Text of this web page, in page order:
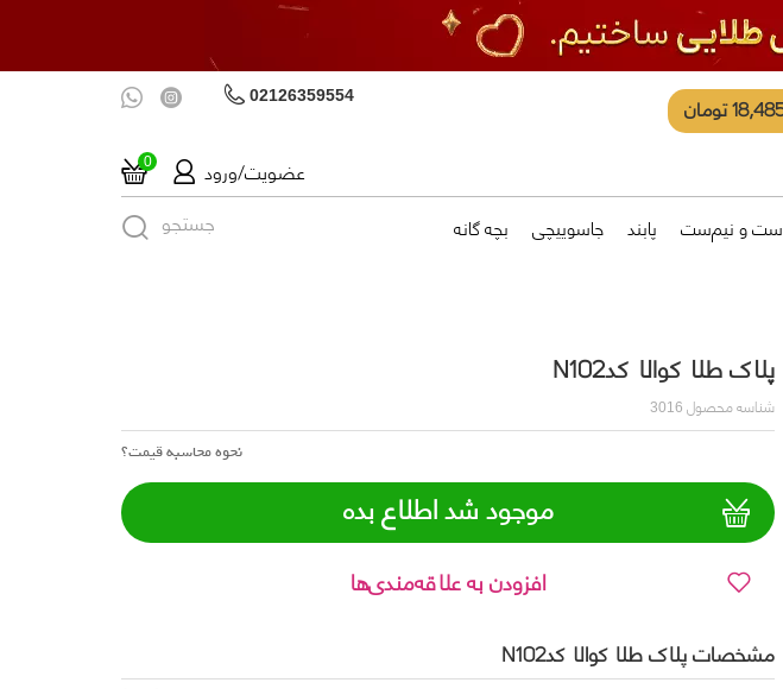
02126359554
0 عضویت/ورود
ست و نیم‌ست پابند جاسوییچی بچه گانه جستجو
پلاک طلا کوالا کدN102
شناسه محصول
نحوه محاسبه قیمت؟
موجود شد اطلاع بده
افزودن به علاقه‌مندی‌ها
مشخصات پلاک طلا کوالا کدN102